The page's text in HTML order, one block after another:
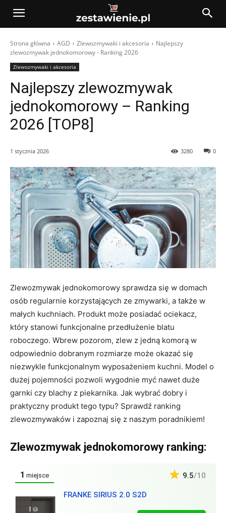
Strona główna AGD Zlewozmywaki i akcesoria
Najlepszy
zlewozmywak jednokomorowy - Ranking 2026
Zlewozmywaki i akcesoria
Najlepszy zlewozmywak
jednokomorowy – Ranking
2026 [TOP8]
1 stycznia 2026 0
3280
Zlewozmywak jednokomorowy sprawdza się w domach
osób regularnie korzystających ze zmywarki, a także w
małych kuchniach. Produkt może posiadać ociekacz,
który stanowi funkcjonalne przedłużenie blatu
roboczego. Wbrew pozorom, zlew z jedną komorą w
odpowiednio dobranym rozmiarze może okazać się
niezwykle funkcjonalnym wyposażeniem kuchni. Model o
dużej pojemności pozwoli wygodnie myć nawet duże
garnki czy blachy z piekarnika. Jak wybrać dobry i
praktyczny produkt tego typu? Sprawdź ranking
zlewozmywaków i zapoznaj się z naszym poradnikiem!
Zlewozmywak jednokomorowy ranking:
1 miejsce
FRANKE SIRIUS 2.0 S2D
9.5/10